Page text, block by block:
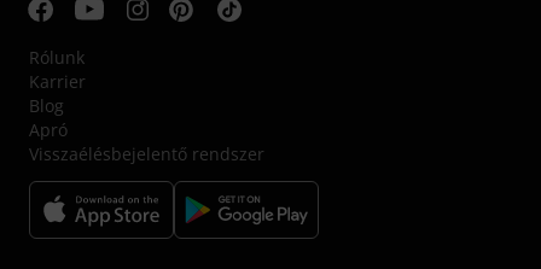
Rólunk
Karrier
Blog
Apró
Visszaélésbejelentő rendszer